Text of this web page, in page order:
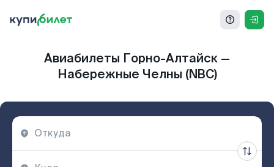
Авиабилеты Горно-Алтайск —
Набережные Челны (NBC)